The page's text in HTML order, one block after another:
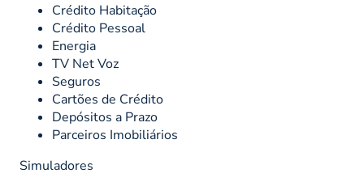
Crédito Habitação
Crédito Pessoal
Energia
TV Net Voz
Seguros
Cartões de Crédito
Depósitos a Prazo
Parceiros Imobiliários
Simuladores